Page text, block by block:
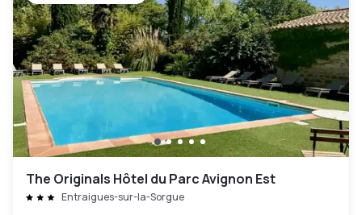
The Originals Hôtel du Parc Avignon Est
Entraigues-sur-la-Sorgue